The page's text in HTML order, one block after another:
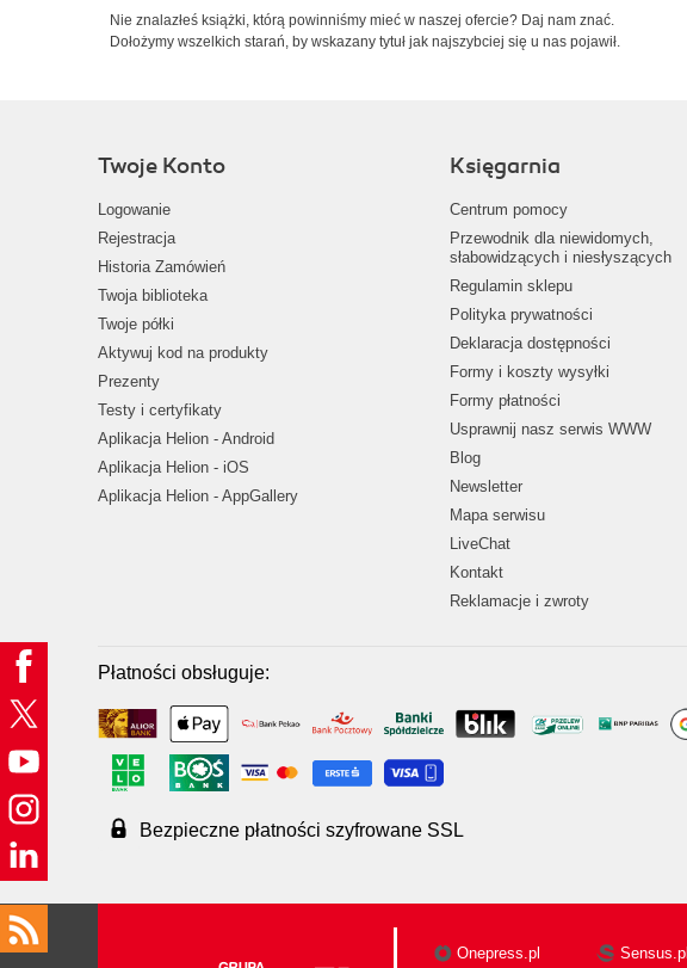
Nie znalazłeś książki, którą powinniśmy mieć w naszej ofercie? Daj nam znać.
Dołożymy wszelkich starań, by wskazany tytuł jak najszybciej się u nas pojawił.
Twoje Konto
Logowanie
Rejestracja
Historia Zamówień
Twoja biblioteka
Twoje półki
Aktywuj kod na produkty
Prezenty
Testy i certyfikaty
Aplikacja Helion - Android
Aplikacja Helion - iOS
Aplikacja Helion - AppGallery
Księgarnia
Centrum pomocy
Przewodnik dla niewidomych,
słabowidzących i niesłyszących
Regulamin sklepu
Polityka prywatności
Deklaracja dostępności
Formy i koszty wysyłki
Formy płatności
Usprawnij nasz serwis WWW
Blog
Newsletter
Mapa serwisu
LiveChat
Kontakt
Reklamacje i zwroty
Płatności obsługuje:
Bezpieczne płatności szyfrowane SSL
Onepress.pl Sensus.pl